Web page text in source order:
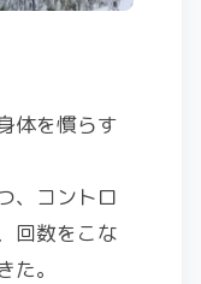
体を慣らす
、コントロ
回数をこな
。